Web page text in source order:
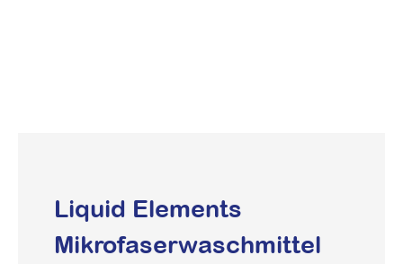
Liquid Elements
Mikrofaserwaschmittel